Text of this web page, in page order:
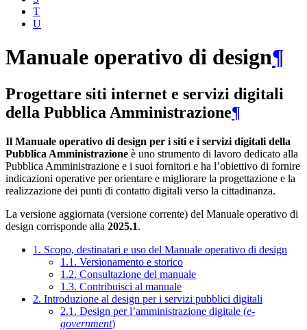
T
U
Manuale operativo di design¶
Progettare siti internet e servizi digitali
della Pubblica Amministrazione¶
Il Manuale operativo di design per i siti e i servizi digitali della
Pubblica Amministrazione è uno strumento di lavoro dedicato alla
Pubblica Amministrazione e i suoi fornitori e ha l’obiettivo di fornire
indicazioni operative per orientare e migliorare la progettazione e la
realizzazione dei punti di contatto digitali verso la cittadinanza.
La versione aggiornata (versione corrente) del Manuale operativo di
design corrisponde alla 2025.1.
1. Scopo, destinatari e uso del Manuale operativo di design
1.1. Versionamento e storico
1.2. Consultazione del manuale
1.3. Contribuisci al manuale
2. Introduzione al design per i servizi pubblici digitali
2.1. Design per l’amministrazione digitale (e-
government)